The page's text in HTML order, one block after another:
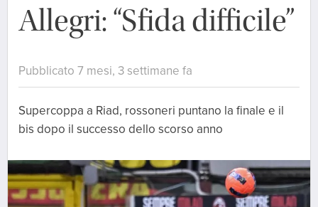
Allegri: “Sfida difficile”
Pubblicato 7 mesi, 3 settimane fa
Supercoppa a Riad, rossoneri puntano la finale e il
bis dopo il successo dello scorso anno